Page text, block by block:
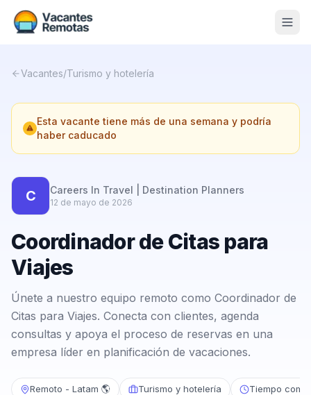
Nosotros
Contacto
Calculadora Freelance Gratis
Vacantes/Turismo y hotelería
Esta vacante tiene más de una semana y podría
haber caducado
C Careers In Travel | Destination Planners
12 de mayo de 2026
Coordinador de Citas para
Viajes
Únete a nuestro equipo remoto como Coordinador de
Citas para Viajes. Conecta con clientes, agenda
consultas y apoya el proceso de reservas en una
empresa líder en planificación de vacaciones.
Remoto - Latam 🌎 Turismo y hotelería Tiempo